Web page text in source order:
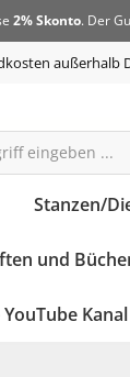
2% Skonto. Der
außerhalb
Stanzen/
und
Kanal